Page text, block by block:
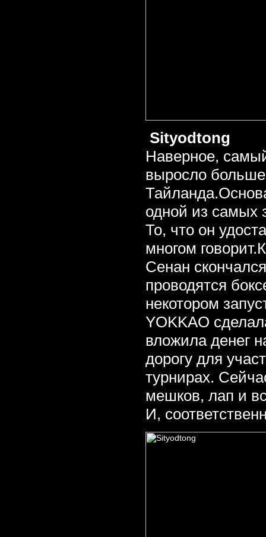
Sityodtong
Наверное,
выросло
одной из самых
То, что он
многом
Сенан
проводятся
некотором
YOKKAO
вложила денег
дорогу для
турнирах.
мешков, лап и
И,